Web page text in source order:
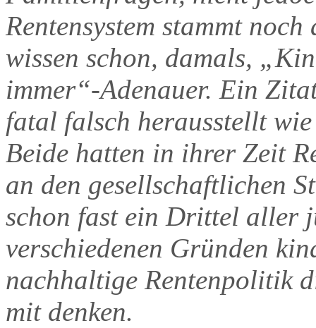
Rentensystem stammt
wissen schon, damals,
immer“-Adenauer. Ein
fatal falsch herausstellt
Beide hatten in ihrer Zeit
an den gesellschaftlichen
schon fast ein Drittel aller
verschiedenen Gründen
nachhaltige Rentenpolitik
mit denken.